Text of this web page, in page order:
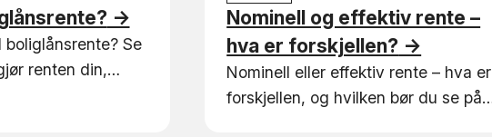
→
Se
renten din,
Nominell og effektiv rente –
hva er forskjellen? →
Nominell eller effektiv rente – hva er
forskjellen, og hvilken bør du se på